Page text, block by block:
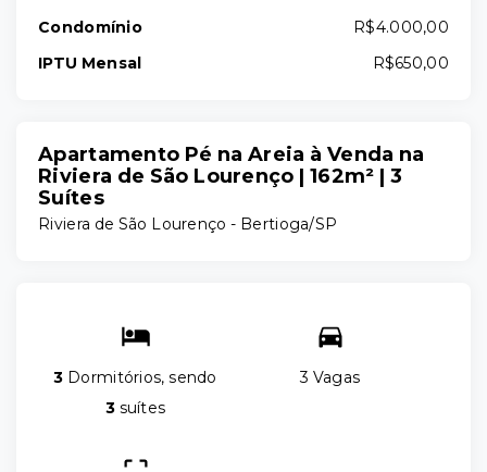
Condomínio
R$4.000,00
IPTU Mensal
R$650,00
Apartamento Pé na Areia à Venda na
Riviera de São Lourenço | 162m² | 3
Suítes
Riviera de São Lourenço - Bertioga/SP
3 Dormitórios, sendo
3suítes
3 Vagas